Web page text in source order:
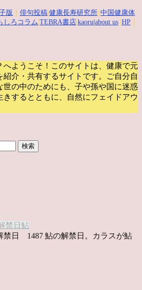
版 俳句投稿 健康長寿研究所 中国健康体
しろコラム TEBRA書店 kaoru |about us HP
へようこそ！このサイトは、健康で元
介・共有するサイトです。
ご自分自
世の中のためにも、子や孫や国に迷惑
きするとともに、自然にフェイドアウ
禁日 鮎
禁日 1487 鮎の解禁日。カラスが鮎